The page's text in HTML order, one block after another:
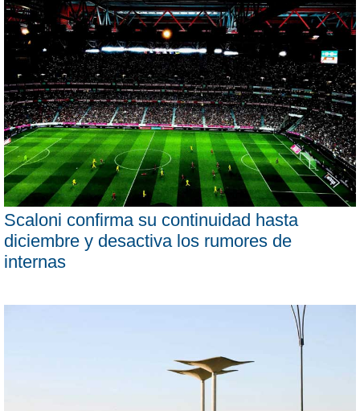
Scaloni confirma su continuidad hasta
diciembre y desactiva los rumores de
internas